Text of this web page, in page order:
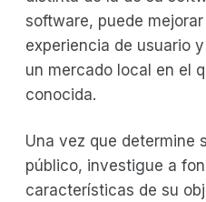
software, puede
experiencia de usuario
un mercado local en el
conocida.
Una vez que determine
público, investigue a
características de su